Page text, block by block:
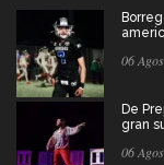
06
De
gran
06